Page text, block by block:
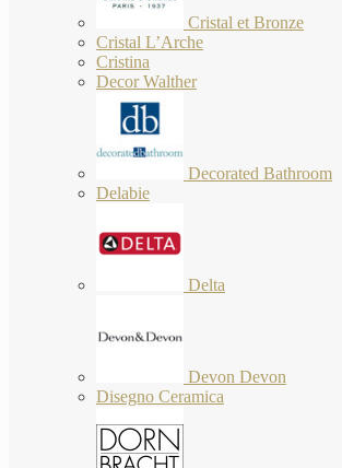
Cristal et Bronze
Cristal L’Arche
Cristina
Decor Walther
Decorated Bathroom
Delabie
Delta
Devon Devon
Disegno Ceramica